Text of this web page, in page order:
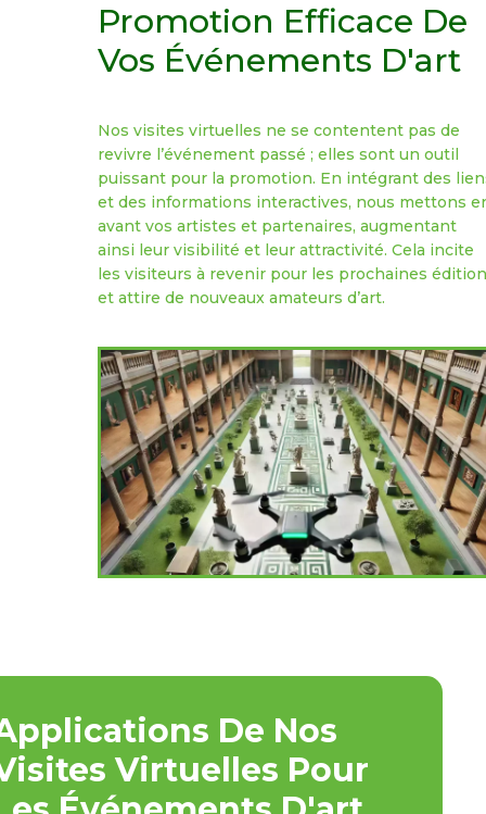
Promotion Efficace De
Vos Événements D'art
Nos visites virtuelles ne se contentent pas de
revivre l’événement passé ; elles sont un outil
puissant pour la promotion. En intégrant des
et des informations interactives, nous mettons
avant vos artistes et partenaires, augmentant
ainsi leur visibilité et leur attractivité. Cela incite
les visiteurs à revenir pour les prochaines
et attire de nouveaux amateurs d’art.
De Nos
Virtuelles Pour